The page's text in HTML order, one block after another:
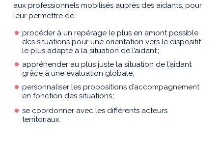
aux professionnels mobilisés auprès des aidants, pour
leur permettre de :
procéder à un repérage le plus en amont possible
des situations pour une orientation vers le dispositif
le plus adapté à la situation de l’aidant ;
appréhender au plus juste la situation de l’aidant
grâce à une évaluation globale;
personnaliser les propositions d’accompagnement
en fonction des situations ;
se coordonner avec les différents acteurs
territoriaux.